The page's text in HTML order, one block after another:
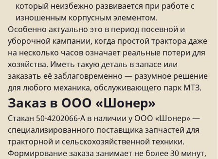
который неизбежно развивается при работе с
изношенным корпусным элементом.
Особенно актуально это в период посевной и
уборочной кампании, когда простой трактора даже
на несколько часов означает реальные потери для
хозяйства. Иметь такую деталь в запасе или
заказать её заблаговременно — разумное решение
для любого механика, обслуживающего парк МТЗ.
Заказ в ООО «Шонер»
Стакан 50-4202066-А в наличии у ООО «Шонер» —
специализированного поставщика запчастей для
тракторной и сельскохозяйственной техники.
Формирование заказа занимает не более 30 минут,